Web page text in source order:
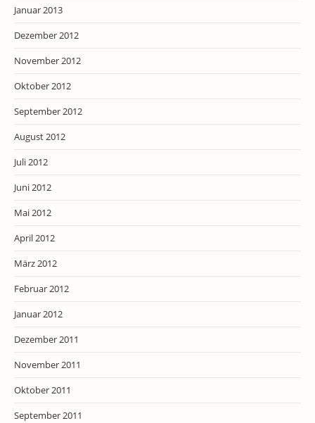
Januar 2013
Dezember 2012
November 2012
Oktober 2012
September 2012
August 2012
Juli 2012
Juni 2012
Mai 2012
April 2012
März 2012
Februar 2012
Januar 2012
Dezember 2011
November 2011
Oktober 2011
September 2011